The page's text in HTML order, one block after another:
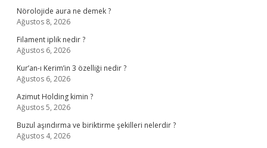
Nörolojide aura ne demek ?
Ağustos 8, 2026
Filament iplik nedir ?
Ağustos 6, 2026
Kur’an-ı Kerim’in 3 özelliği nedir ?
Ağustos 6, 2026
Azimut Holding kimin ?
Ağustos 5, 2026
Buzul aşındırma ve biriktirme şekilleri nelerdir ?
Ağustos 4, 2026